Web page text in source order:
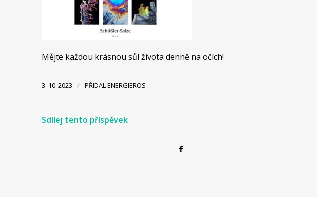
Mějte každou krásnou sůl života denně na očích!
3. 10. 2023 / PŘIDALENERGIEROS
Sdílej tento příspěvek